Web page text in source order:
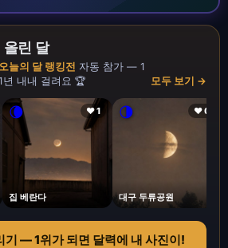
올린 달
오늘의 달 랭킹전 자동 참가 — 1
년 내내 걸려요 🏆
모두 보기 →
🌘 ❤ 1
집 베란다
🌗 ❤ 0
대구 두류공원
기 — 1위가 되면 달력에 내 사진이!